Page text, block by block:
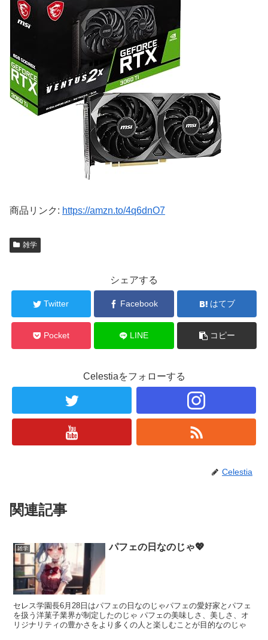
商品リンク: https://amzn.to/4q6dnO7
雑学
シェアする
Twitter Facebook はてブ
Pocket LINE コピー
Celestiaをフォローする
Celestia
関連記事
雑学 パフェの日なのじゃ💖
セレス学園長6月28日はパフェの日なのじゃパフェの愛好家とパフェ
を扱う洋菓子業界が制定したのじゃ パフェの美味しさ、美しさ、オ
リジナリティの豊かさをより多くの人と楽しむことが目的なのじゃ